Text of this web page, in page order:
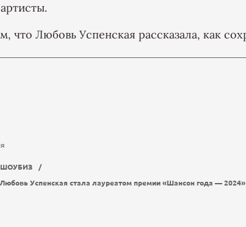
что Любовь Успенская рассказала, как
/
Успенская стала лауреатом премии «Шансон года — 2024»